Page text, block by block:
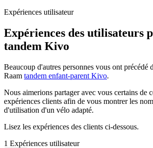
Expériences utilisateur
Expériences des utilisateurs
tandem Kivo
Beaucoup d'autres personnes vous ont précédé
Raam tandem enfant-parent Kivo.
Nous aimerions partager avec vous certains de
expériences clients afin de vous montrer les
d'utilisation d'un vélo adapté.
Lisez les expériences des clients ci-dessous.
1 Expériences utilisateur